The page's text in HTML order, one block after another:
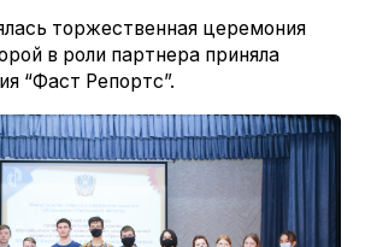
торжественная церемония
в роли партнера приняла
“Фаст Репортс”.